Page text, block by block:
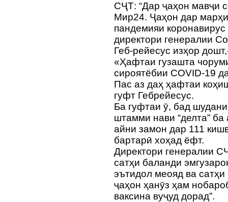
СҶТ: “Дар ҷаҳон мавҷи
Мир24. Ҷаҳон дар
пандемияи
директори генералии
Геб-рейесус изҳор
«Ҳафтаи гузашта
сироятёбии COVID-19
Пас аз даҳ ҳафтаи
гуфт Гебрейесус.
Ба гуфтаи ӯ, бад
штамми нави “делта”
айни замон дар 111
бартарӣ хоҳад ёфт.
Директори генералии
сатҳи баланди
эътидол меояд ва
ҷаҳон ҳанӯз ҳам
ваксина вуҷуд дорад”.